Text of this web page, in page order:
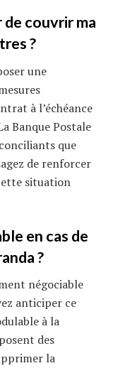
couvrir ma
?
une
à l’échéance
Banque Postale
que
de renforcer
situation
en cas de
?
négociable
anticiper ce
à la
des
la